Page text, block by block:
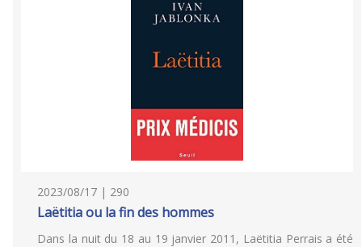
2023/08/17 | 290
Laëtitia ou la fin des hommes
Dans la nuit du 18 au 19 janvier 2011, Laëtitia Perrais a été